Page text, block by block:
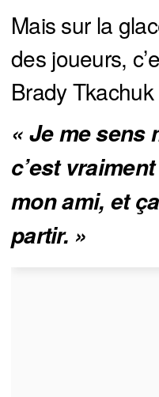
Mais sur la
des joueurs,
Brady Tkachuk
« Je me sens
c’est
mon ami, et
partir. »